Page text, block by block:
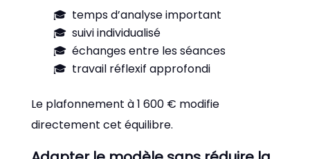
temps d’analyse important
suivi individualisé
échanges entre les séances
travail réflexif approfondi
Le plafonnement à 1 600 € modifie
directement cet équilibre.